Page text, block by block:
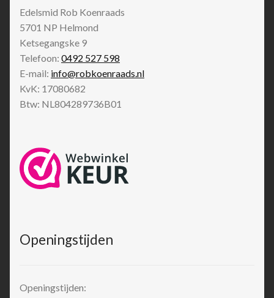
Edelsmid Rob Koenraads
5701 NP Helmond
Ketsegangske 9
Telefoon: 0492 527 598
E-mail: info@robkoenraads.nl
KvK: 17080682
Btw: NL804289736B01
Openingstijden
Openingstijden: